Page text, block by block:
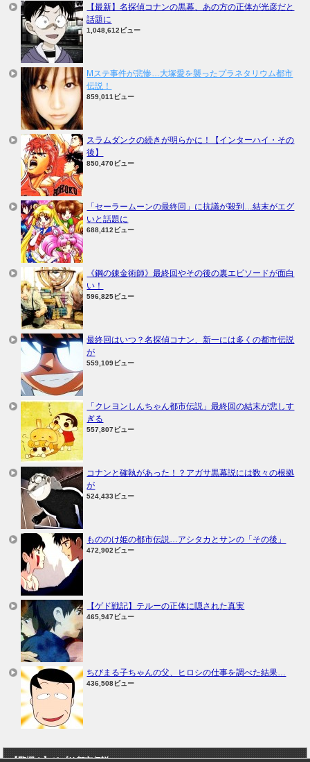
【最新】名探偵コナンの黒幕、あの方の正体が光彦だと
話題に
1,048,612ビュー
Mステ事件が悲惨…大塚愛を襲ったプラネタリウム都市
伝説！
859,011ビュー
スラムダンクの続きが明らかに！【インターハイ・その
後】
850,470ビュー
「セーラームーンの最終回」に抗議が殺到…結末がエグ
いと話題に
688,412ビュー
《鋼の錬金術師》最終回やその後の裏エピソードが面白
い！
596,825ビュー
最終回はいつ？名探偵コナン、新一には多くの都市伝説
が
559,109ビュー
「クレヨンしんちゃん都市伝説」最終回の結末が悲しす
ぎる
557,807ビュー
コナンと確執があった！？アガサ黒幕説には数々の根拠
が
524,433ビュー
もののけ姫の都市伝説…アシタカとサンの「その後」
472,902ビュー
【ゲド戦記】テルーの正体に隠された真実
465,947ビュー
ちびまる子ちゃんの父、ヒロシの仕事を調べた結果…
436,508ビュー